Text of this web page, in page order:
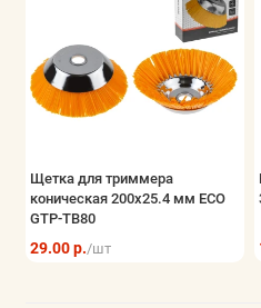
Щетка для триммера
коническая 200x25.4 мм ECO
GTP-TB80
29.00 р./шт